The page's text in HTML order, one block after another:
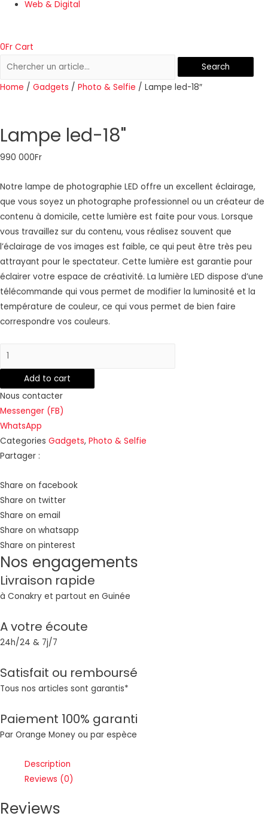
Web & Digital
0Fr Cart
Search
Home / Gadgets / Photo & Selfie / Lampe led-18″
Lampe led-18"
990 000Fr
Notre lampe de photographie LED offre un excellent éclairage,
que vous soyez un photographe professionnel ou un créateur de
contenu à domicile, cette lumière est faite pour vous. Lorsque
vous travaillez sur du contenu, vous réalisez souvent que
l’éclairage de vos images est faible, ce qui peut être très peu
attrayant pour le spectateur. Cette lumière est garantie pour
éclairer votre espace de créativité. La lumière LED dispose d’une
télécommande qui vous permet de modifier la luminosité et la
température de couleur, ce qui vous permet de bien faire
correspondre vos couleurs.
Lampe
quantity
Add to cart
Nous contacter
Messenger (FB)
WhatsApp
Categories Gadgets, Photo & Selfie
Partager :
Share on facebook
Share on twitter
Share on email
Share on whatsapp
Share on pinterest
Nos engagements
Livraison rapide
à Conakry et partout en Guinée
A votre écoute
24h/24 & 7j/7
Satisfait ou remboursé
Tous nos articles sont garantis*
Paiement 100% garanti
Par Orange Money ou par espèce
Description
Reviews (0)
Reviews